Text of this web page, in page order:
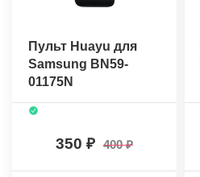
Пульт Huayu для
Samsung BN59-
01175N
350 400